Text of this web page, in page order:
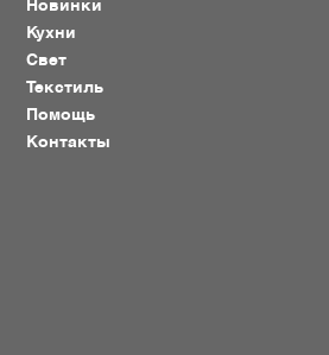
Новинки
Кухни
Свет
Текстиль
Помощь
Контакты